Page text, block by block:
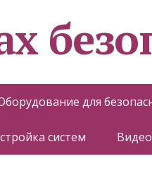
для
систем